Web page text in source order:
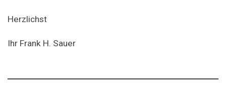
Herzlichst
Ihr Frank H. Sauer